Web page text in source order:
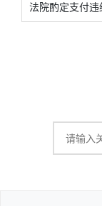
法院酌定支付